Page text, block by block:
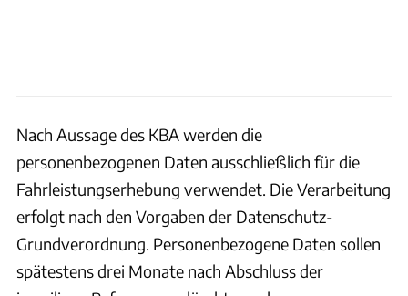
Nach Aussage des KBA werden die
personenbezogenen Daten ausschließlich für die
Fahrleistungserhebung verwendet. Die Verarbeitung
erfolgt nach den Vorgaben der Datenschutz-
Grundverordnung. Personenbezogene Daten sollen
spätestens drei Monate nach Abschluss der